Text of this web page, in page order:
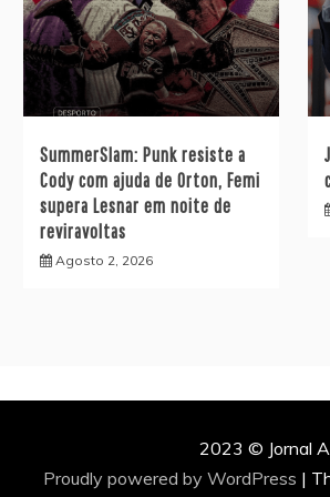
SummerSlam: Punk resiste a
Cody com ajuda de Orton, Femi
supera Lesnar em noite de
reviravoltas
Agosto 2, 2026
2023 © Jornal
Proudly powered by WordPress |